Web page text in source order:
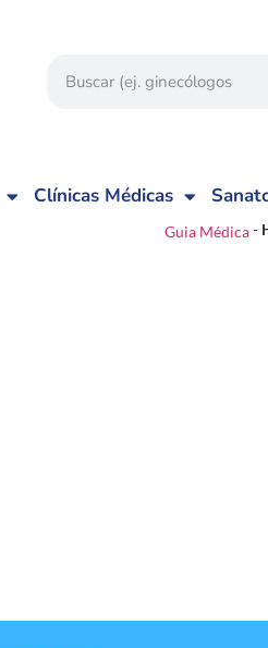
Clínicas Médicas
Guia Médica-